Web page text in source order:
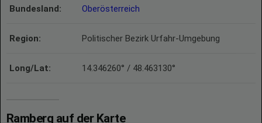
Bundesland: Oberösterreich
Region: Politischer Bezirk Urfahr-Umgebung
Long/Lat: 14.346260° / 48.463130°
Ramberg auf der Karte